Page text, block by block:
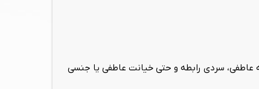
عاطفی، سردی رابطه و حتی خیانت عاطفی یا جنسی